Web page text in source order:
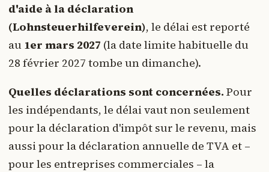
d'aide à la déclaration
(Lohnsteuerhilfeverein), le délai est reporté
au 1er mars 2027 (la date limite habituelle du
28 février 2027 tombe un dimanche).
Quelles déclarations sont concernées. Pour
les indépendants, le délai vaut non seulement
pour la déclaration d'impôt sur le revenu, mais
aussi pour la déclaration annuelle de TVA et –
pour les entreprises commerciales – la